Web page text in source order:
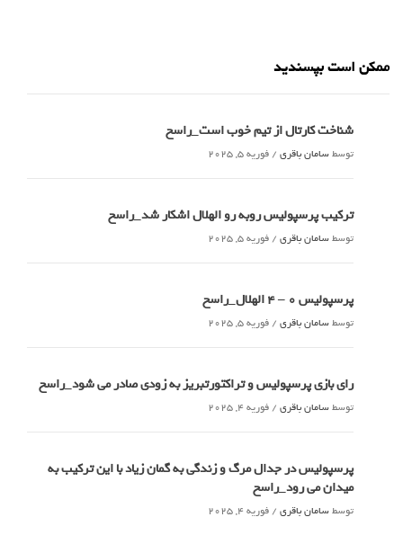
ممکن است بپسندید
شناخت کارتال از تیم خوب است_راسخ
توسطسامان باقری / فوریه 5, 2025
ترکیب پرسپولیس روبه رو الهلال اشکار شد_راسخ
توسطسامان باقری / فوریه 5, 2025
پرسپولیس 0 – ۴ الهلال_راسخ
توسطسامان باقری / فوریه 5, 2025
رای بازی پرسپولیس و تراکتورتبریز به زودی صادر می شود_راسخ
توسطسامان باقری / فوریه 4, 2025
پرسپولیس در جدال مرگ و زندگی به گمان زیاد با این ترکیب به
میدان می رود_راسخ
توسطسامان باقری / فوریه 4, 2025